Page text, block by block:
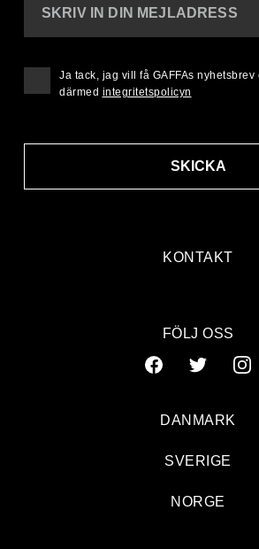
KONTAKT
SKRIV IN DIN MEJLADRESS
SKICKA
Ja tack, jag vill få GAFFAs nyhetsbrev
därmed integritetspolicyn
FÖLJ OSS
DANMARK
SVERIGE
NORGE